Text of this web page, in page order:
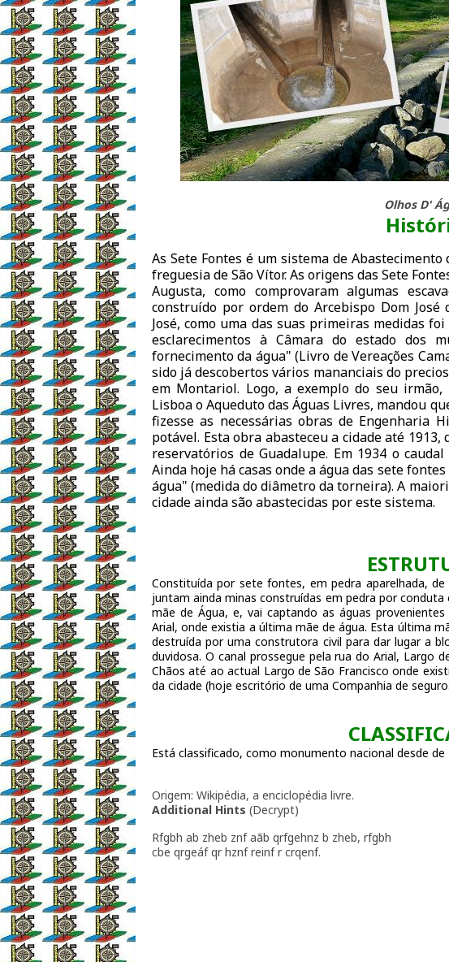
Olhos D'
As Sete Fontes é um sistema de
freguesia de São Vítor. As origens das Sete
Augusta, como comprovaram algumas
construído por ordem do Arcebispo Dom José
José, como uma das suas primeiras medidas
esclarecimentos à Câmara do estado dos
fornecimento da água" (Livro de Vereações
sido já descobertos vários mananciais do
em Montariol. Logo, a exemplo do seu
Lisboa o Aqueduto das Águas Livres, mandou
fizesse as necessárias obras de Engenharia
potável. Esta obra abasteceu a cidade até 1913,
reservatórios de Guadalupe. Em 1934 o
Ainda hoje há casas onde a água das sete
água" (medida do diâmetro da torneira). A
cidade ainda são abastecidas por este sistema.
Constituída por sete fontes, em pedra aparelhada,
juntam ainda minas construídas em pedra por conduta
mãe de Água, e, vai captando as águas
Arial, onde existia a última mãe de água. Esta última
destruída por uma construtora civil para dar lugar a
duvidosa. O canal prossegue pela rua do Arial, Largo
Chãos até ao actual Largo de São Francisco onde
da cidade (hoje escritório de uma Companhia de
Está classificado, como monumento nacional desde de
Origem: Wikipédia, a enciclopédia livre.
Additional Hints (Decrypt)
Rfgbh ab zheb znf aãb qrfgehnz b zheb, rfgbh
cbe qrgeáf qr hznf reinf r crqenf.